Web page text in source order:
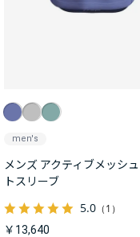
men's
メンズ アクティブメッシ
トスリーブ
5.0 （1）
￥13,640